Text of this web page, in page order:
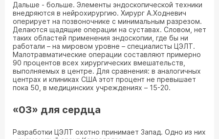
Дальше - больше. Элементы эндоскопической техники
внедряются в нейрохирургию. Хирург А.Ходневич
оперирует на позвоночнике с минимальным разрезом.
Делаются щадящие операции на суставах. Словом, нет
таких областей применения эндоскопии, где бы ни
работали – на мировом уровне – специалисты ЦЭЛТ.
Малотравматические операции составляют примерно
90 процентов всех хирургических вмешательств,
выполняемых в центре. Для сравнения: в аналогичных
центрах и клиниках США этот процент не превышает
пока 50, в медицинских учреждениях – 15-20.
«03» для сердца
Разработки ЦЭЛТ охотно принимает Запад. Одно из них